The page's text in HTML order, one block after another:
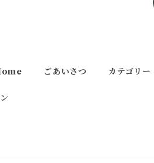
ごあいさつ カテゴリー